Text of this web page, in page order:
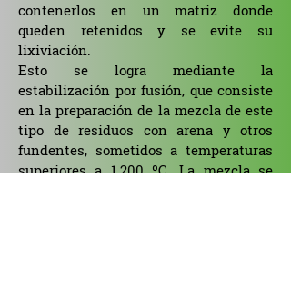
contenerlos en un matriz donde
queden retenidos y se evite su
lixiviación.
Esto se logra mediante la
estabilización por fusión, que consiste
en la preparación de la mezcla de este
tipo de residuos con arena y otros
fundentes, sometidos a temperaturas
superiores a 1.200 ºC. La mezcla se